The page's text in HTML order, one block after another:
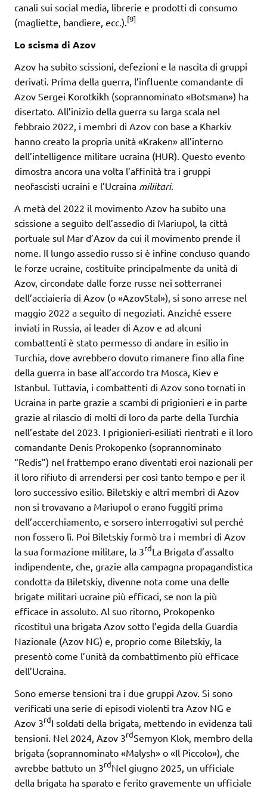
canali sui social media, librerie e prodotti di consumo
(magliette, bandiere, ecc.). [9]
Lo scisma di Azov
Azov ha subito scissioni, defezioni e la nascita di gruppi
derivati. Prima della guerra, l’influente comandante di
Azov Sergei Korotkikh (soprannominato «Botsman») ha
disertato. All’inizio della guerra su larga scala nel
febbraio 2022, i membri di Azov con base a Kharkiv
hanno creato la propria unità «Kraken» all’interno
dell’intelligence militare ucraina (HUR). Questo evento
dimostra ancora una volta l’affinità tra i gruppi
neofascisti ucraini e l’Ucraina miliitari.
A metà del 2022 il movimento Azov ha subito una
scissione a seguito dell’assedio di Mariupol, la città
portuale sul Mar d’Azov da cui il movimento prende il
nome. Il lungo assedio russo si è infine concluso quando
le forze ucraine, costituite principalmente da unità di
Azov, circondate dalle forze russe nei sotterranei
dell’acciaieria di Azov (o «AzovStal»), si sono arrese nel
maggio 2022 a seguito di negoziati. Anziché essere
inviati in Russia, ai leader di Azov e ad alcuni
combattenti è stato permesso di andare in esilio in
Turchia, dove avrebbero dovuto rimanere fino alla fine
della guerra in base all’accordo tra Mosca, Kiev e
Istanbul. Tuttavia, i combattenti di Azov sono tornati in
Ucraina in parte grazie a scambi di prigionieri e in parte
grazie al rilascio di molti di loro da parte della Turchia
nell’estate del 2023. I prigionieri-esiliati rientrati e il loro
comandante Denis Prokopenko (soprannominato
“Redis”) nel frattempo erano diventati eroi nazionali per
il loro rifiuto di arrendersi per così tanto tempo e per il
loro successivo esilio. Biletskiy e altri membri di Azov
non si trovavano a Mariupol o erano fuggiti prima
dell’accerchiamento, e sorsero interrogativi sul perché
non fossero lì. Poi Biletskiy formò tra i membri di Azov
la sua formazione militare, la 3rdLa Brigata d’assalto
indipendente, che, grazie alla campagna propagandistica
condotta da Biletskiy, divenne nota come una delle
brigate militari ucraine più efficaci, se non la più
efficace in assoluto. Al suo ritorno, Prokopenko
ricostituì una brigata Azov sotto l’egida della Guardia
Nazionale (Azov NG) e, proprio come Biletskiy, la
presentò come l’unità da combattimento più efficace
dell’Ucraina.
Sono emerse tensioni tra i due gruppi Azov. Si sono
verificati una serie di episodi violenti tra Azov NG e
Azov 3rdI soldati della brigata, mettendo in evidenza tali
tensioni. Nel 2024, Azov 3rdSemyon Klok, membro della
brigata (soprannominato «Malysh» o «Il Piccolo»), che
avrebbe battuto un 3rdNel giugno 2025, un ufficiale
della brigata ha sparato e ferito gravemente un ufficiale